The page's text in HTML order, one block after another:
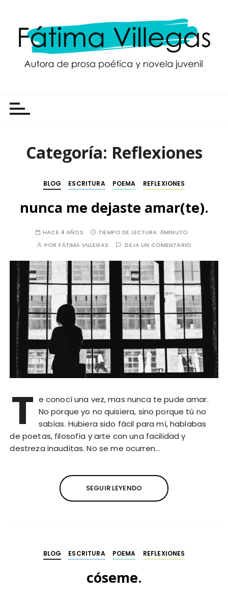
Categoría: Reflexiones
BLOG ESCRITURA POEMA REFLEXIONES
nunca me dejaste amar(te).
HACE 4 AÑOS TIEMPO DE LECTURA: 0MINUTO
POR FÁTIMA VILLEGAS DEJA UN COMENTARIO
T e conocí una vez, mas nunca te pude amar.
No porque yo no quisiera, sino porque tú no
sabías. Hubiera sido fácil para mí, hablabas
de poetas, filosofía y arte con una facilidad y
destreza inauditas. No se me ocurren…
SEGUIR LEYENDO
BLOG ESCRITURA POEMA REFLEXIONES
cóseme.